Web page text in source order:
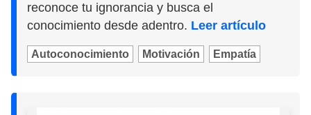
reconoce tu ignorancia y busca el
conocimiento desde adentro. Leer artículo
Autoconocimiento Motivación Empatía